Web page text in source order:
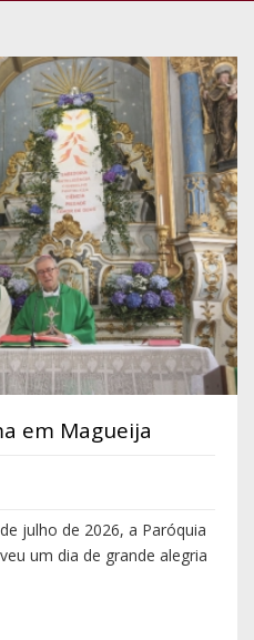
em Magueija
julho de 2026, a Paróquia
um dia de grande alegria